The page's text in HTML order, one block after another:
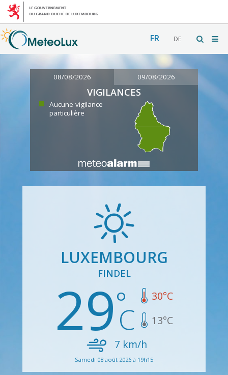
FR DE
08/08/2026 09/08/2026
VIGILANCES
Aucune vigilance
particulière
LUXEMBOURG
FINDEL
29 30°C
13°C
7 km/h
Samedi 08 août 2026 à 19h15